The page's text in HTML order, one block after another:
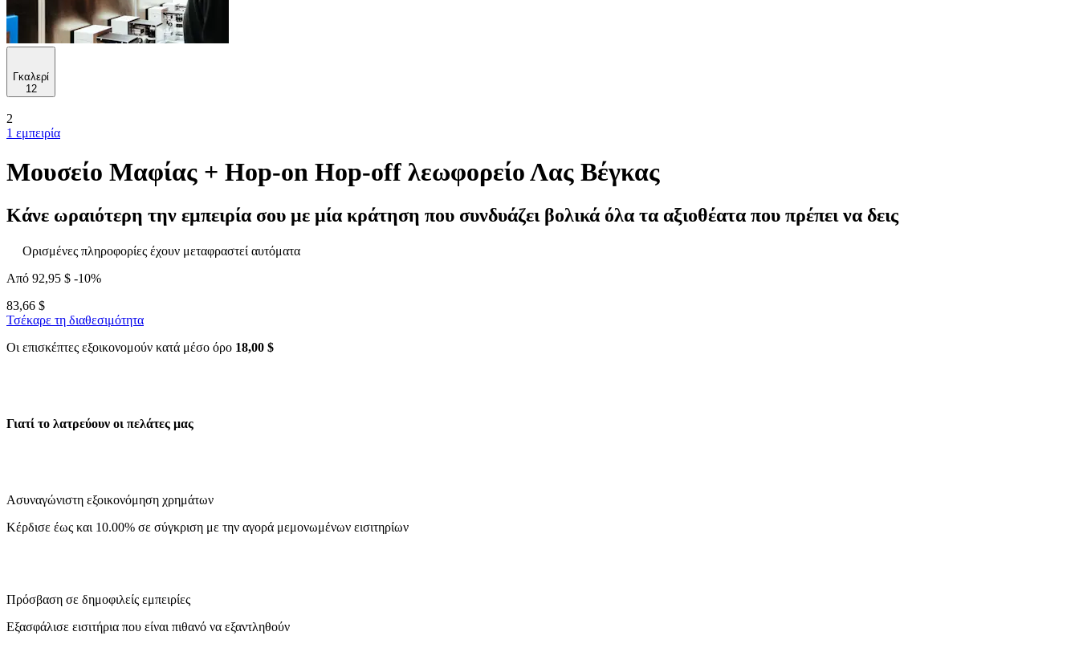
Γκαλερί
12
2
1 εμπειρία
Μουσείο Μαφίας + Hop-on Hop-off λεωφορείο Λας Βέγκας
Κάνε ωραιότερη την εμπειρία σου με μία κράτηση που συνδυάζει βολικά όλα τα αξιοθέατα που πρέπει να δεις
Ορισμένες πληροφορίες έχουν μεταφραστεί αυτόματα
Από 92,95 $ -10%
83,66 $
Τσέκαρε τη διαθεσιμότητα
Οι επισκέπτες εξοικονομούν κατά μέσο όρο 18,00 $
Γιατί το λατρεύουν οι πελάτες μας
Ασυναγώνιστη εξοικονόμηση χρημάτων
Κέρδισε έως και 10.00% σε σύγκριση με την αγορά μεμονωμένων εισιτηρίων
Πρόσβαση σε δημοφιλείς εμπειρίες
Εξασφάλισε εισιτήρια που είναι πιθανό να εξαντληθούν